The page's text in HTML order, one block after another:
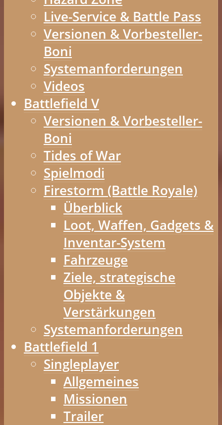
Live-Service & Battle Pass
Versionen & Vorbesteller-
Boni
Systemanforderungen
Videos
Battlefield V
Versionen & Vorbesteller-
Boni
Tides of War
Spielmodi
Firestorm (Battle Royale)
Überblick
Loot, Waffen, Gadgets &
Inventar-System
Fahrzeuge
Ziele, strategische
Objekte &
Verstärkungen
Systemanforderungen
Battlefield 1
Singleplayer
Allgemeines
Missionen
Trailer